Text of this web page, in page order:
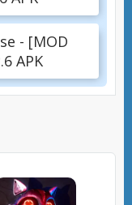
- [MOD
APK